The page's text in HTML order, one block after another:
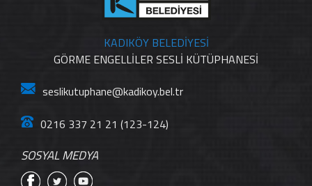
KADIKÖY BELEDİYESİ
GÖRME ENGELLİLER SESLİ KÜTÜPHANESİ
seslikutuphane@kadikoy.bel.tr
0216 337 21 21 (123-124)
SOSYAL MEDYA